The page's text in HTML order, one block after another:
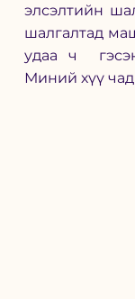
элсэлтийн
шалгалтад
удаа ч
Миний хүү